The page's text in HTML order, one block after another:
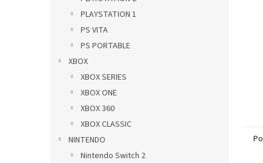
PLAYSTATION 1
PS VITA
PS PORTABLE
XBOX
XBOX SERIES
XBOX ONE
XBOX 360
XBOX CLASSIC
NINTENDO
Nintendo Switch 2